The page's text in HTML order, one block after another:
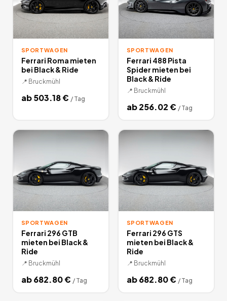
SPORTWAGEN
Ferrari Roma mieten
bei Black & Ride
📍 Bruckmühl
ab503.18€ / Tag
SPORTWAGEN
Ferrari 488 Pista
Spider mieten bei
Black & Ride
📍 Bruckmühl
ab256.02€ / Tag
SPORTWAGEN
Ferrari 296 GTB
mieten bei Black &
Ride
📍 Bruckmühl
ab682.80€ / Tag
SPORTWAGEN
Ferrari 296 GTS
mieten bei Black &
Ride
📍 Bruckmühl
ab682.80€ / Tag